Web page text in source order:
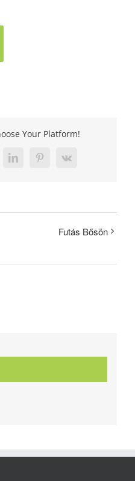
Your Platform!
LinkedInPinterest
Vk
Futás Bősön